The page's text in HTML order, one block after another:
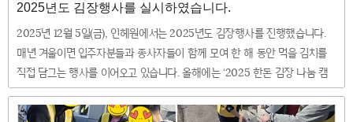
2025년도 김장행사를 실시하였습니다.
2025년 12월 5일(금), 인헤원에서는 2025년도 김장행사를 진행했습니다.
매년 겨울이면 입주자분들과 종사자들이 함께 모여 한 해 동안 먹을 김치를
직접 담그는 행사를 이어오고 있습니다. 올해에는 ‘2025 한돈 김장 나눔 캠
페인 지원사업’을 통해 수육용 한돈을 지원받게되어서 더욱 풍성한 김장 행사
를 치를 수가 있었습니다. 정성껏 담근 김치와 함께 맛있는 한돈 수육을 나누